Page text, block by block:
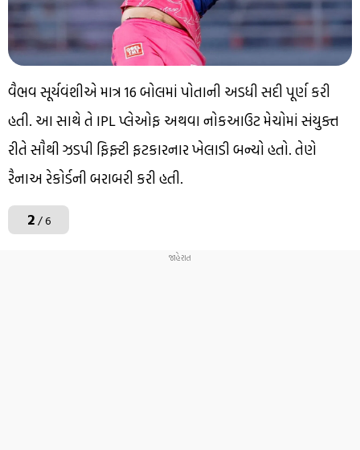
વૈભવ સૂર્યવંશીએ માત્ર 16 બોલમાં પોતાની અડધી સદી પૂર્ણ કરી
હતી. આ સાથે તે IPL પ્લેઓફ અથવા નોકઆઉટ મેચોમાં સંયુક્ત
રીતે સૌથી ઝડપી ફિફ્ટી ફટકારનાર ખેલાડી બન્યો હતો. તેણે
રૈનાઅ રેકોર્ડની બરાબરી કરી હતી.
2/ 6